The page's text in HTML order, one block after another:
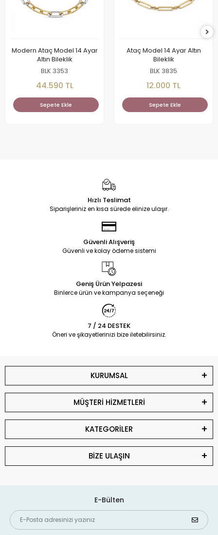
Modern Ataç Model 14 Ayar
Altın Bileklik
BLK 3353
44.590 TL
Sepete Ekle
Ataç Model 14 Ayar Altın
Bileklik
BLK 3835
12.000 TL
Sepete Ekle
Hızlı Teslimat
Siparişleriniz en kısa sürede elinize ulaşır.
Güvenli Alışveriş
Güvenli ve kolay ödeme sistemi
Geniş Ürün Yelpazesi
Binlerce ürün ve kampanya seçeneği
7 / 24 DESTEK
Öneri ve şikayetlerinizi bize iletebilirsiniz.
KURUMSAL
MÜŞTERİ HİZMETLERİ
KATEGORİLER
BİZE ULAŞIN
E-Bülten